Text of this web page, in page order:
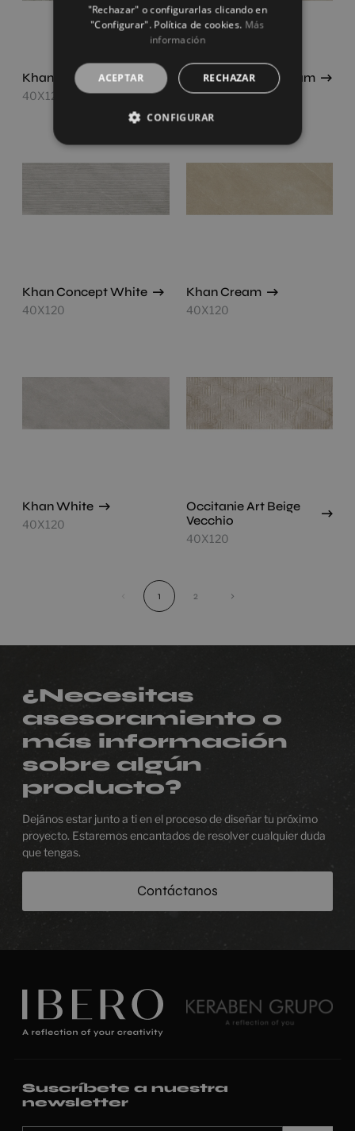
Khan Art White
40X120
Khan Concept Cream
40X120
Khan Concept White
40X120
Khan Cream
40X120
Khan White
40X120
Occitanie Art Beige
Vecchio
40X120
1 2 ›
¿Necesitas
asesoramiento o
más información
sobre algún
producto?
Dejános estar junto a ti en el proceso de diseñar tu próximo
proyecto. Estaremos encantados de resolver cualquier duda
que tengas.
Contáctanos
Suscríbete a nuestra
newsletter
"Rechazar" o configurarlas clicando en
"Configurar". Política de cookies. Más
información
ACEPTAR RECHAZAR
CONFIGURAR